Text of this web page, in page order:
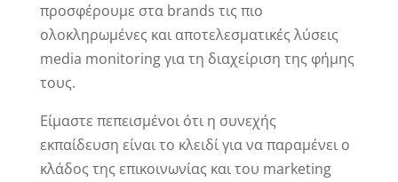
προσφέρουμε στα brands τις πιο
ολοκληρωμένες και αποτελεσματικές λύσεις
media monitoring για τη διαχείριση της φήμης
τους.
Είμαστε πεπεισμένοι ότι η συνεχής
εκπαίδευση είναι το κλειδί για να παραμένει ο
κλάδος της επικοινωνίας και του marketing